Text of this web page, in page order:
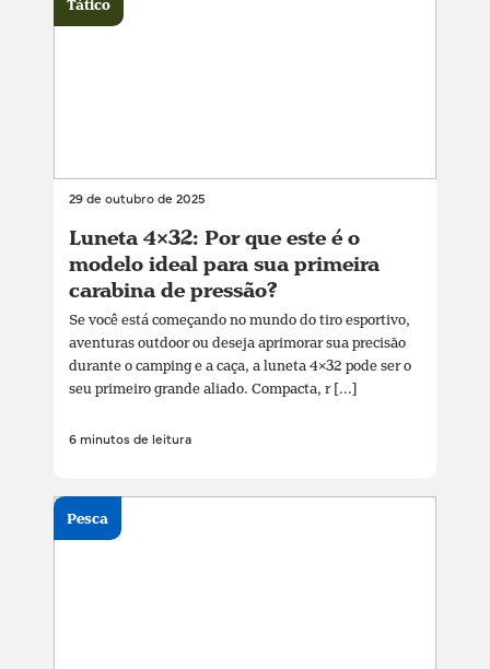
29 de outubro de 2025
Luneta 4×32: Por que este é o
modelo ideal para sua primeira
carabina de pressão?
Se você está começando no mundo do tiro esportivo,
aventuras outdoor ou deseja aprimorar sua precisão
durante o camping e a caça, a luneta 4×32 pode ser o
seu primeiro grande aliado. Compacta, r [...]
6 minutos de leitura
Tático
Pesca